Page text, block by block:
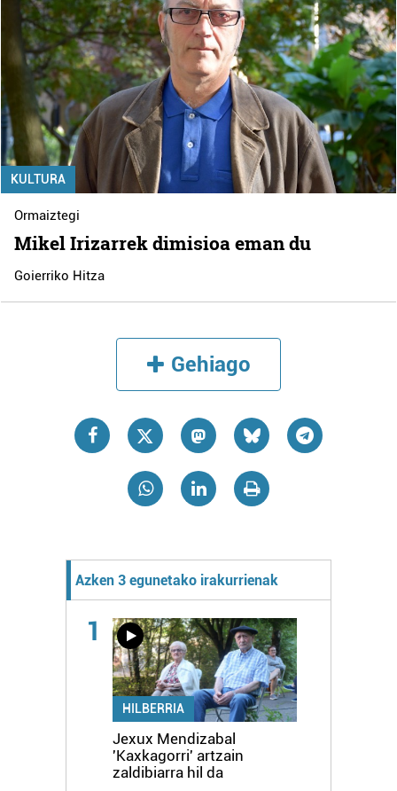
KULTURA
Ormaiztegi
Mikel Irizarrek dimisioa eman du
Goierriko Hitza
Gehiago
Azken 3 egunetako irakurrienak
1
HILBERRIA
Jexux Mendizabal
'Kaxkagorri' artzain
zaldibiarra hil da